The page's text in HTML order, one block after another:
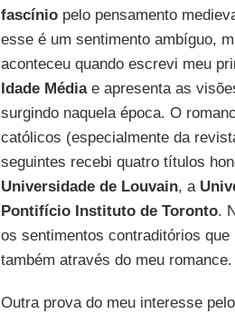
fascíniopelo pensamento
esse é um sentimento ambíguo,
aconteceu quando escrevi meu
Idade Médiae apresenta as
surgindo naquela época. O
católicos (especialmente da
seguintes recebi quatro títulos
Universidade de Louvain, a
Pontifício Instituto de Toronto.
os sentimentos contraditórios
também através do meu romance.
Outra prova do meu interesse